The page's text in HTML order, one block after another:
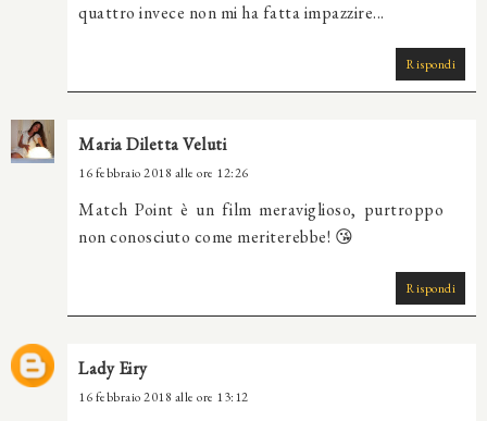
quattro invece non mi ha fatta impazzire...
Rispondi
Maria Diletta Veluti
16 febbraio 2018 alle ore 12:26
Match Point è un film meraviglioso, purtroppo
non conosciuto come meriterebbe! 😘
Rispondi
Lady Eiry
16 febbraio 2018 alle ore 13:12